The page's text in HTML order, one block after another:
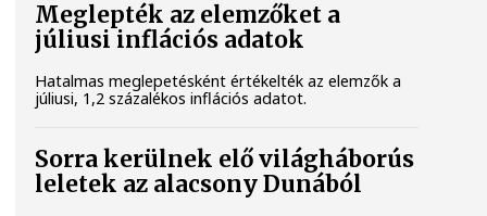
Meglepték az elemzőket a
júliusi inflációs adatok
Hatalmas meglepetésként értékelték az elemzők a
júliusi, 1,2 százalékos inflációs adatot.
Sorra kerülnek elő világháborús
leletek az alacsony Dunából